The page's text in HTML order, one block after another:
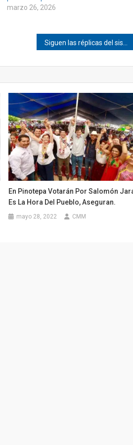
marzo 26, 2026
En Pinotepa Votarán Por Salomón
Es La Hora Del Pueblo, Aseguran.
mayo 28, 2022 CMM